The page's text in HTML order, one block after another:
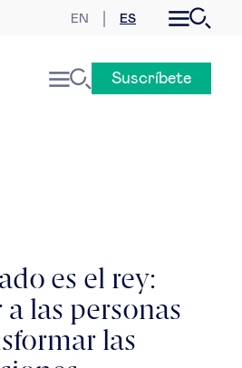
EN ES
internacional
empresarial
Suscríbete
es el rey:
a las personas
las